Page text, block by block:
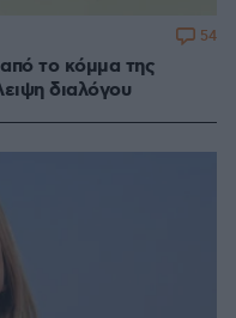
το κόμμα της
διαλόγου
54